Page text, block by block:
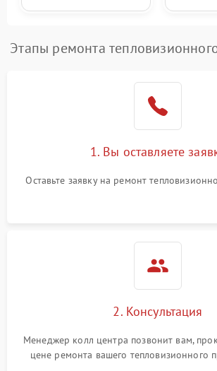
Этапы ремонта
1. Вы оставляете
Оставьте заявку на ремонт
2. Консультация
Менеджер колл центра позвонит вам,
цене ремонта вашего тепловизионного